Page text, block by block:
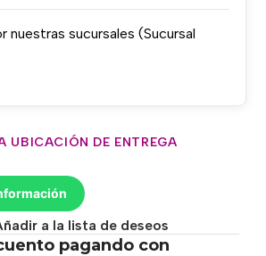
nuestras sucursales (Sucursal
UBICACIÓN DE ENTREGA
a la lista de deseos
pagando con